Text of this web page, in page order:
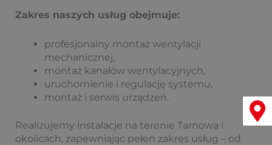
Zakres naszych usług obejmuje:
profesjonalny montaż wentylacji
mechanicznej,
montaż kanałów wentylacyjnych,
uruchomienie i regulację systemu,
montaż i serwis urządzeń.
Realizujemy instalacje na terenie Tarnowa i
okolicach, zapewniając pełen zakres usług – od
Menu